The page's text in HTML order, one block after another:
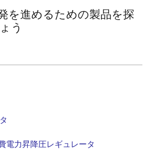
を進めるための製品を探
う
電力昇降圧レギュレータ